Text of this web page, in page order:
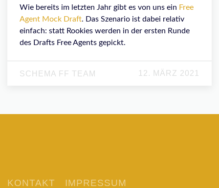
Wie bereits im letzten Jahr gibt es von uns ein Free
Agent Mock Draft. Das Szenario ist dabei relativ
einfach: statt Rookies werden in der ersten Runde
des Drafts Free Agents gepickt.
SCHEMA FF TEAM 12. MÄRZ 2021
KONTAKT IMPRESSUM